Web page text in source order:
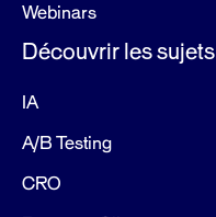
Webinars
Découvrir les sujets
IA
A/B Testing
CRO